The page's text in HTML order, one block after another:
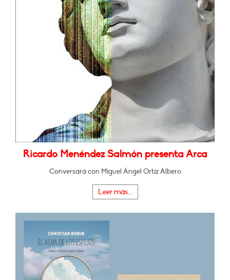
Ricardo Menéndez Salmón presenta Arca
Conversará con Miguel Ángel Ortíz Albero
Leer más...